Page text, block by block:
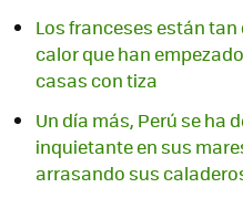
Los franceses están
calor que han
casas con tiza
Un día más, Perú se ha
inquietante en sus
arrasando sus